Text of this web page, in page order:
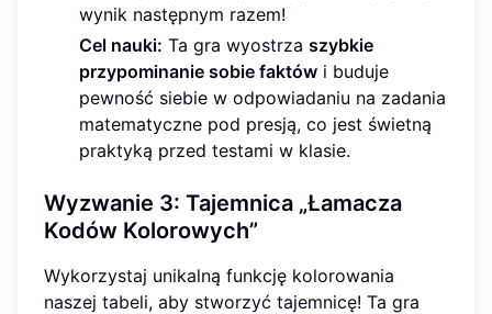
wynik następnym razem!
Cel nauki: Ta gra wyostrza szybkie
przypominanie sobie faktów i buduje
pewność siebie w odpowiadaniu na zadania
matematyczne pod presją, co jest świetną
praktyką przed testami w klasie.
Wyzwanie 3: Tajemnica „Łamacza
Kodów Kolorowych”
Wykorzystaj unikalną funkcję kolorowania
naszej tabeli, aby stworzyć tajemnicę! Ta gra